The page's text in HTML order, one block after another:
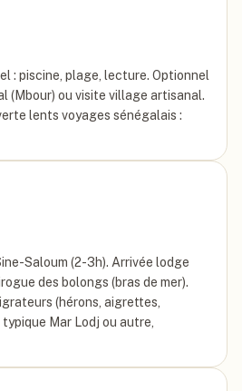
: piscine, plage, lecture. Optionnel
(Mbour) ou visite village artisanal.
lents voyages sénégalais :
Saloum (2-3h). Arrivée lodge
des bolongs (bras de mer).
(hérons, aigrettes,
Mar Lodj ou autre,